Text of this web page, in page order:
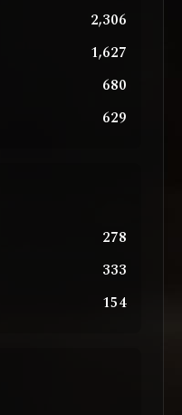
2,306
1,627
680
629
278
333
154